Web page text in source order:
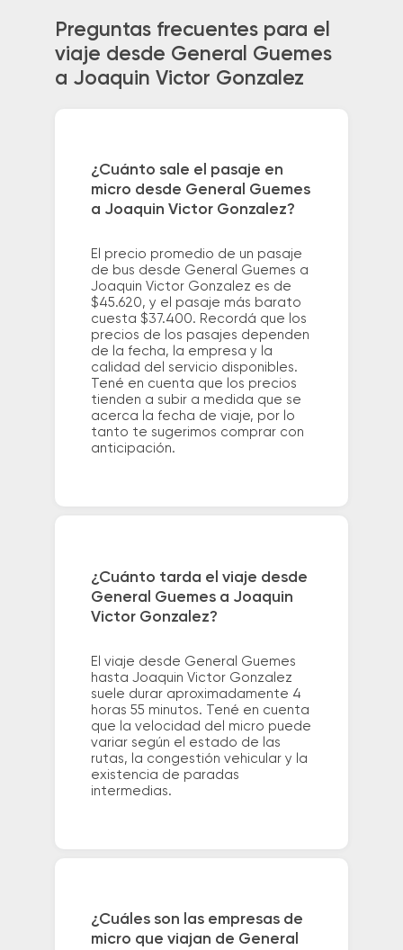
Preguntas frecuentes para el
viaje desde General Guemes
a Joaquin Victor Gonzalez
¿Cuánto sale el pasaje en
micro desde General Guemes
a Joaquin Victor Gonzalez?
El precio promedio de un pasaje
de bus desde General Guemes a
Joaquin Victor Gonzalez es de
$45.620, y el pasaje más barato
cuesta $37.400. Recordá que los
precios de los pasajes dependen
de la fecha, la empresa y la
calidad del servicio disponibles.
Tené en cuenta que los precios
tienden a subir a medida que se
acerca la fecha de viaje, por lo
tanto te sugerimos comprar con
anticipación.
¿Cuánto tarda el viaje desde
General Guemes a Joaquin
Victor Gonzalez?
El viaje desde General Guemes
hasta Joaquin Victor Gonzalez
suele durar aproximadamente 4
horas 55 minutos. Tené en cuenta
que la velocidad del micro puede
variar según el estado de las
rutas, la congestión vehicular y la
existencia de paradas
intermedias.
¿Cuáles son las empresas de
micro que viajan de General